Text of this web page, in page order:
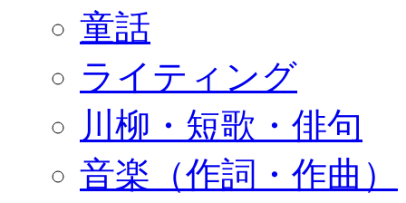
童話
ライティング
川柳・短歌・俳句
音楽（作詞・作曲）